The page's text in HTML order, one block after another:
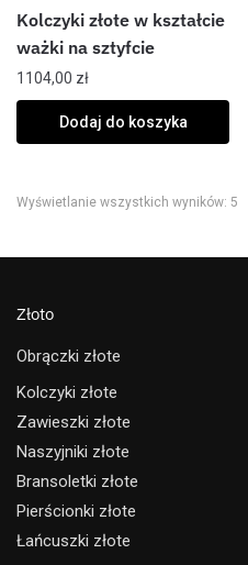
Kolczyki złote w kształcie
ważki na sztyfcie
1104,00 zł
Dodaj do koszyka
Wyświetlanie wszystkich wyników: 5
Złoto
Obrączki złote
Kolczyki złote
Zawieszki złote
Naszyjniki złote
Bransoletki złote
Pierścionki złote
Łańcuszki złote